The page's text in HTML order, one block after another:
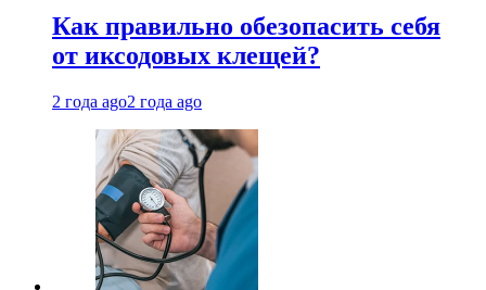
Как правильно обезопасить себя
от иксодовых клещей?
2 года ago2 года ago